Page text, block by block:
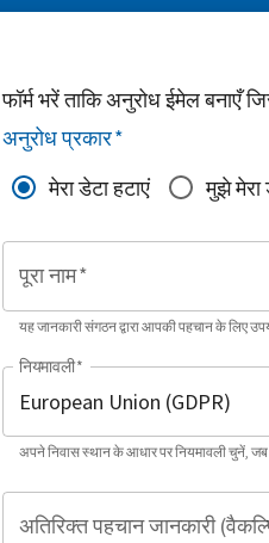
फॉर्म भरें ताकि अनुरोध ईमेल बनाएँ
अनुरोध प्रकार*
मेरा डेटा हटाएं
मुझे
पूरा नाम*
यह जानकारी संगठन द्वारा आपकी पहचान के लिए
नियमावली*
अपने निवास स्थान के आधार पर नियमावली चुनें,
अतिरिक्त पहचान जानकारी